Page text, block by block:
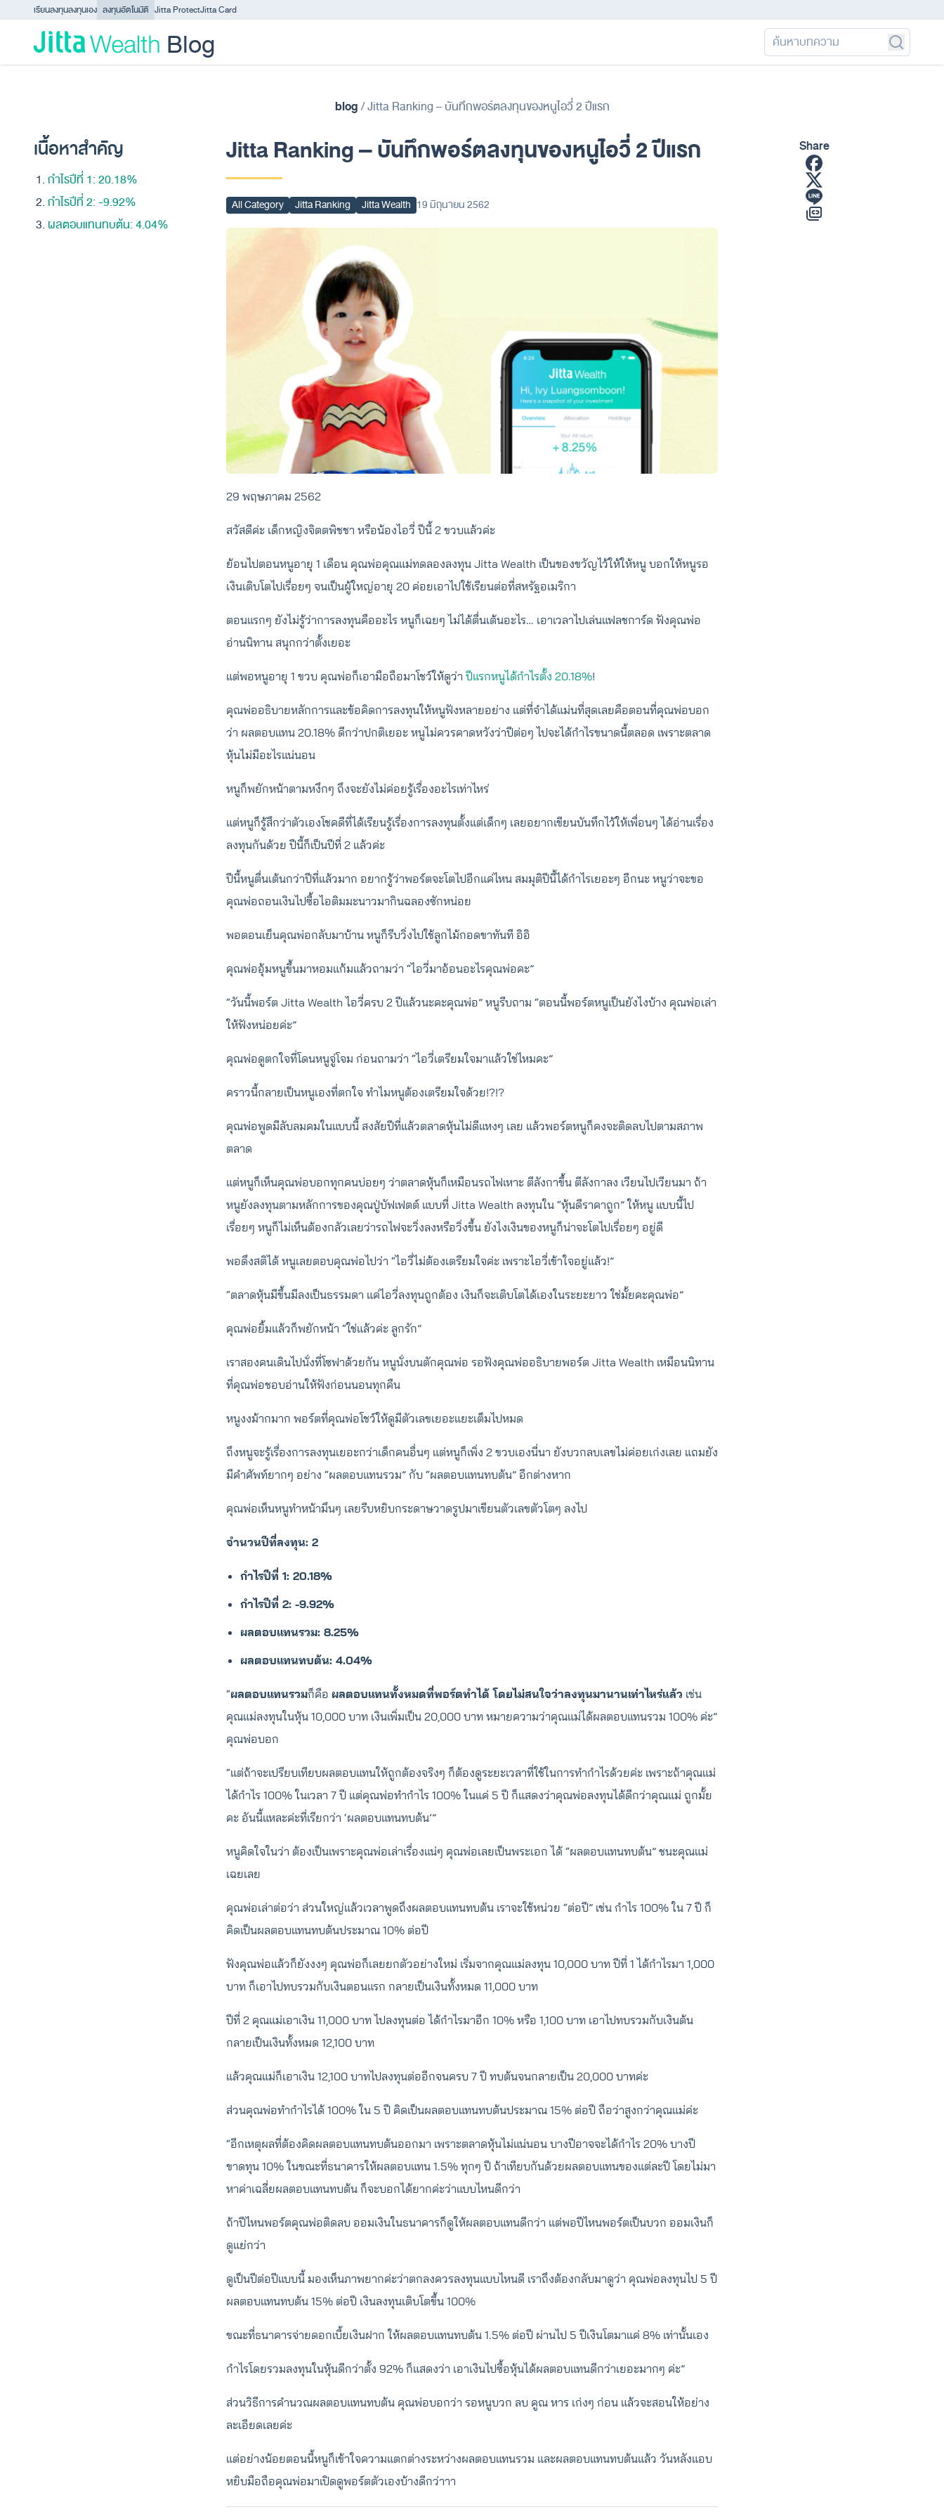
Skip to content - ข้ามไปที่เนื้อหา
เรียนลงทุนลงทุนเอง ลงทุนอัตโนมัติ Jitta ProtectJitta Card
Blog
blog/Jitta Ranking – บันทึกพอร์ตลงทุนของหนูไอวี่ 2 ปีแรก
เนื้อหาสำคัญ
กำไรปีที่ 1: 20.18%
กำไรปีที่ 2: -9.92%
ผลตอบแทนทบต้น: 4.04%
Jitta Ranking – บันทึกพอร์ตลงทุนของหนูไอวี่ 2 ปีแรก
All Category Jitta Ranking Jitta Wealth 19 มิถุนายน 2562
29 พฤษภาคม 2562
สวัสดีค่ะ เด็กหญิงจิตตพิชชา หรือน้องไอวี่ ปีนี้ 2 ขวบแล้วค่ะ
ย้อนไปตอนหนูอายุ 1 เดือน คุณพ่อคุณแม่ทดลองลงทุน Jitta Wealth เป็นของขวัญไว้ให้ให้หนู บอกให้หนูรอ
เงินเติบโตไปเรื่อยๆ จนเป็นผู้ใหญ่อายุ 20 ค่อยเอาไปใช้เรียนต่อที่สหรัฐอเมริกา
ตอนแรกๆ ยังไม่รู้ว่าการลงทุนคืออะไร หนูก็เฉยๆ ไม่ได้ตื่นเต้นอะไร… เอาเวลาไปเล่นแฟลชการ์ด ฟังคุณพ่อ
อ่านนิทาน สนุกกว่าตั้งเยอะ
แต่พอหนูอายุ 1 ขวบ คุณพ่อก็เอามือถือมาโชว์ให้ดูว่า ปีแรกหนูได้กำไรตั้ง 20.18%!
คุณพ่ออธิบายหลักการและข้อคิดการลงทุนให้หนูฟังหลายอย่าง แต่ที่จำได้แม่นที่สุดเลยคือตอนที่คุณพ่อบอก
ว่า ผลตอบแทน 20.18% ดีกว่าปกติเยอะ หนูไม่ควรคาดหวังว่าปีต่อๆ ไปจะได้กำไรขนาดนี้ตลอด เพราะตลาด
หุ้นไม่มีอะไรแน่นอน
หนูก็พยักหน้าตามหงึกๆ ถึงจะยังไม่ค่อยรู้เรื่องอะไรเท่าไหร่
แต่หนูก็รู้สึกว่าตัวเองโชคดีที่ได้เรียนรู้เรื่องการลงทุนตั้งแต่เด็กๆ เลยอยากเขียนบันทึกไว้ให้เพื่อนๆ ได้อ่านเรื่อง
ลงทุนกันด้วย ปีนี้ก็เป็นปีที่ 2 แล้วค่ะ
ปีนี้หนูตื่นเต้นกว่าปีที่แล้วมาก อยากรู้ว่าพอร์ตจะโตไปอีกแค่ไหน สมมุติปีนี้ได้กำไรเยอะๆ อีกนะ หนูว่าจะขอ
คุณพ่อถอนเงินไปซื้อไอติมมะนาวมากินฉลองซักหน่อย
พอตอนเย็นคุณพ่อกลับมาบ้าน หนูก็รีบวิ่งไปใช้ลูกไม้กอดขาทันที อิอิ
คุณพ่ออุ้มหนูขึ้นมาหอมแก้มแล้วถามว่า “ไอวี่มาอ้อนอะไรคุณพ่อคะ”
“วันนี้พอร์ต Jitta Wealth ไอวี่ครบ 2 ปีแล้วนะคะคุณพ่อ” หนูรีบถาม “ตอนนี้พอร์ตหนูเป็นยังไงบ้าง คุณพ่อเล่า
ให้ฟังหน่อยค่ะ”
คุณพ่อดูตกใจที่โดนหนูจู่โจม ก่อนถามว่า “ไอวี่เตรียมใจมาแล้วใช่ไหมคะ”
คราวนี้กลายเป็นหนูเองที่ตกใจ ทำไมหนูต้องเตรียมใจด้วย!?!?
คุณพ่อพูดมีลับลมคมในแบบนี้ สงสัยปีที่แล้วตลาดหุ้นไม่ดีแหงๆ เลย แล้วพอร์ตหนูก็คงจะติดลบไปตามสภาพ
ตลาด
แต่หนูก็เห็นคุณพ่อบอกทุกคนบ่อยๆ ว่าตลาดหุ้นก็เหมือนรถไฟเหาะ ตีลังกาขึ้น ตีลังกาลง เวียนไปเวียนมา ถ้า
หนูยังลงทุนตามหลักการของคุณปู่บัฟเฟตต์ แบบที่ Jitta Wealth ลงทุนใน “หุ้นดีราคาถูก” ให้หนู แบบนี้ไป
เรื่อยๆ หนูก็ไม่เห็นต้องกลัวเลยว่ารถไฟจะวิ่งลงหรือวิ่งขึ้น ยังไงเงินของหนูก็น่าจะโตไปเรื่อยๆ อยู่ดี
พอดึงสติได้ หนูเลยตอบคุณพ่อไปว่า “ไอวี่ไม่ต้องเตรียมใจค่ะ เพราะไอวี่เข้าใจอยู่แล้ว!”
“ตลาดหุ้นมีขึ้นมีลงเป็นธรรมดา แค่ไอวี่ลงทุนถูกต้อง เงินก็จะเติบโตได้เองในระยะยาว ใช่มั้ยคะคุณพ่อ”
คุณพ่อยิ้มแล้วก็พยักหน้า “ใช่แล้วค่ะ ลูกรัก”
เราสองคนเดินไปนั่งที่โซฟาด้วยกัน หนูนั่งบนตักคุณพ่อ รอฟังคุณพ่ออธิบายพอร์ต Jitta Wealth เหมือนนิทาน
ที่คุณพ่อชอบอ่านให้ฟังก่อนนอนทุกคืน
หนูงงม้ากมาก พอร์ตที่คุณพ่อโชว์ให้ดูมีตัวเลขเยอะแยะเต็มไปหมด
ถึงหนูจะรู้เรื่องการลงทุนเยอะกว่าเด็กคนอื่นๆ แต่หนูก็เพิ่ง 2 ขวบเองนี่นา ยังบวกลบเลขไม่ค่อยเก่งเลย แถมยัง
มีคำศัพท์ยากๆ อย่าง “ผลตอบแทนรวม” กับ “ผลตอบแทนทบต้น” อีกต่างหาก
คุณพ่อเห็นหนูทำหน้ามึนๆ เลยรีบหยิบกระดาษวาดรูปมาเขียนตัวเลขตัวโตๆ ลงไป
จำนวนปีที่ลงทุน: 2
กำไรปีที่ 1: 20.18%
กำไรปีที่ 2: -9.92%
ผลตอบแทนรวม: 8.25%
ผลตอบแทนทบต้น: 4.04%
“ผลตอบแทนรวมก็คือ ผลตอบแทนทั้งหมดที่พอร์ตทำได้ โดยไม่สนใจว่าลงทุนมานานเท่าไหร่แล้ว เช่น
คุณแม่ลงทุนในหุ้น 10,000 บาท เงินเพิ่มเป็น 20,000 บาท หมายความว่าคุณแม่ได้ผลตอบแทนรวม 100% ค่ะ”
คุณพ่อบอก
“แต่ถ้าจะเปรียบเทียบผลตอบแทนให้ถูกต้องจริงๆ ก็ต้องดูระยะเวลาที่ใช้ในการทำกำไรด้วยค่ะ เพราะถ้าคุณแม่
ได้กำไร 100% ในเวลา 7 ปี แต่คุณพ่อทำกำไร 100% ในแค่ 5 ปี ก็แสดงว่าคุณพ่อลงทุนได้ดีกว่าคุณแม่ ถูกมั้ย
คะ อันนี้แหละค่ะที่เรียกว่า ‘ผลตอบแทนทบต้น’”
หนูคิดใจในว่า ต้องเป็นเพราะคุณพ่อเล่าเรื่องแน่ๆ คุณพ่อเลยเป็นพระเอก ได้ “ผลตอบแทนทบต้น” ชนะคุณแม่
เฉยเลย
คุณพ่อเล่าต่อว่า ส่วนใหญ่แล้วเวลาพูดถึงผลตอบแทนทบต้น เราจะใช้หน่วย “ต่อปี” เช่น กำไร 100% ใน 7 ปี ก็
คิดเป็นผลตอบแทนทบต้นประมาณ 10% ต่อปี
ฟังคุณพ่อแล้วก็ยังงงๆ คุณพ่อก็เลยยกตัวอย่างใหม่ เริ่มจากคุณแม่ลงทุน 10,000 บาท ปีที่ 1 ได้กำไรมา 1,000
บาท ก็เอาไปทบรวมกับเงินตอนแรก กลายเป็นเงินทั้งหมด 11,000 บาท
ปีที่ 2 คุณแม่เอาเงิน 11,000 บาท ไปลงทุนต่อ ได้กำไรมาอีก 10% หรือ 1,100 บาท เอาไปทบรวมกับเงินต้น
กลายเป็นเงินทั้งหมด 12,100 บาท
แล้วคุณแม่ก็เอาเงิน 12,100 บาทไปลงทุนต่ออีกจนครบ 7 ปี ทบต้นจนกลายเป็น 20,000 บาทค่ะ
ส่วนคุณพ่อทำกำไรได้ 100% ใน 5 ปี คิดเป็นผลตอบแทนทบต้นประมาณ 15% ต่อปี ถือว่าสูงกว่าคุณแม่ค่ะ
“อีกเหตุผลที่ต้องคิดผลตอบแทนทบต้นออกมา เพราะตลาดหุ้นไม่แน่นอน บางปีอาจจะได้กำไร 20% บางปี
ขาดทุน 10% ในขณะที่ธนาคารให้ผลตอบแทน 1.5% ทุกๆ ปี ถ้าเทียบกันด้วยผลตอบแทนของแต่ละปี โดยไม่มา
หาค่าเฉลี่ยผลตอบแทนทบต้น ก็จะบอกได้ยากค่ะว่าแบบไหนดีกว่า
ถ้าปีไหนพอร์ตคุณพ่อติดลบ ออมเงินในธนาคารก็ดูให้ผลตอบแทนดีกว่า แต่พอปีไหนพอร์ตเป็นบวก ออมเงินก็
ดูแย่กว่า
ดูเป็นปีต่อปีแบบนี้ มองเห็นภาพยากค่ะว่าตกลงควรลงทุนแบบไหนดี เราถึงต้องกลับมาดูว่า คุณพ่อลงทุนไป 5 ปี
ผลตอบแทนทบต้น 15% ต่อปี เงินลงทุนเติบโตขึ้น 100%
ขณะที่ธนาคารจ่ายดอกเบี้ยเงินฝาก ให้ผลตอบแทนทบต้น 1.5% ต่อปี ผ่านไป 5 ปีเงินโตมาแค่ 8% เท่านั้นเอง
กำไรโดยรวมลงทุนในหุ้นดีกว่าตั้ง 92% ก็แสดงว่า เอาเงินไปซื้อหุ้นได้ผลตอบแทนดีกว่าเยอะมากๆ ค่ะ”
ส่วนวิธีการคำนวณผลตอบแทนทบต้น คุณพ่อบอกว่า รอหนูบวก ลบ คูณ หาร เก่งๆ ก่อน แล้วจะสอนให้อย่าง
ละเอียดเลยค่ะ
แต่อย่างน้อยตอนนี้หนูก็เข้าใจความแตกต่างระหว่างผลตอบแทนรวม และผลตอบแทนทบต้นแล้ว วันหลังแอบ
หยิบมือถือคุณพ่อมาเปิดดูพอร์ตตัวเองบ้างดีกว่าาา
Share